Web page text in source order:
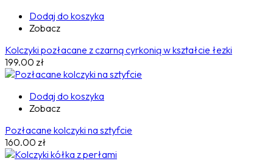
Dodaj do koszyka
Zobacz
Kolczyki pozłacane z czarną cyrkonią w kształcie łezki
199.00 zł
Dodaj do koszyka
Zobacz
Pozłacane kolczyki na sztyfcie
160.00 zł